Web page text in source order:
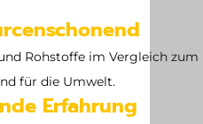
Rohstoffe im Vergleich zum
für die Umwelt.
Erfahrung